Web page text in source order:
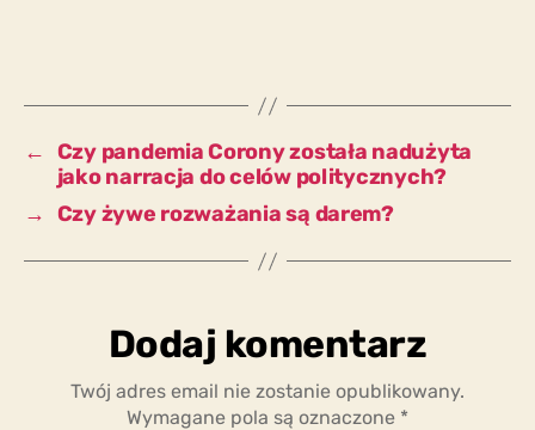
i
zbiorowej
paniki?
← Czy pandemia Corony została nadużyta
jako narracja do celów politycznych?
→ Czy żywe rozważania są darem?
Dodaj komentarz
Twój adres email nie zostanie opublikowany.
Wymagane pola są oznaczone *